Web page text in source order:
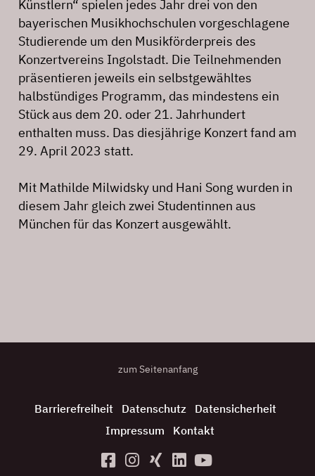
Künstlern“ spielen jedes Jahr drei von den
bayerischen Musikhochschulen vorgeschlagene
Studierende um den Musikförderpreis des
Konzertvereins Ingolstadt. Die Teilnehmenden
präsentieren jeweils ein selbstgewähltes
halbstündiges Programm, das mindestens ein
Stück aus dem 20. oder 21. Jahrhundert
enthalten muss. Das diesjährige Konzert fand am
29. April 2023 statt.
Mit Mathilde Milwidsky und Hani Song wurden in
diesem Jahr gleich zwei Studentinnen aus
München für das Konzert ausgewählt.
zum Seitenanfang
Barrierefreiheit Datenschutz
Datensicherheit
Impressum
Kontakt